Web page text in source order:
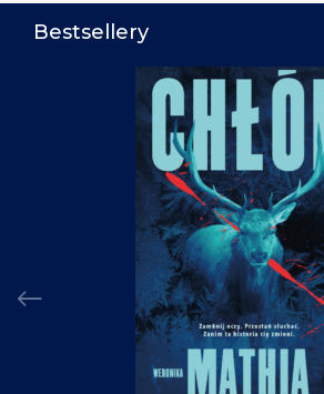
Bestsellery